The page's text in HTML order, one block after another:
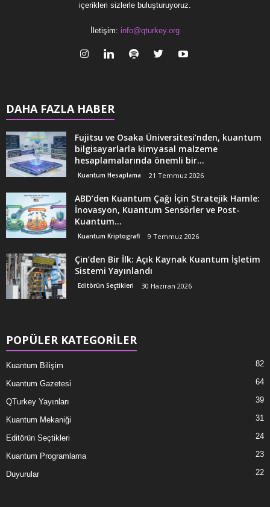
içerikleri sizlerle buluşturuyoruz.
İletişim: info@qturkey.org
DAHA FAZLA HABER
Fujitsu ve Osaka Üniversitesi’nden, kuantum
bilgisayarlarla kimyasal malzeme
hesaplamalarında önemli bir...
Kuantum Hesaplama 21 Temmuz 2026
ABD’den Kuantum Çağı İçin Stratejik Hamle:
İnovasyon, Kuantum Sensörler ve Post-
Kuantum...
Kuantum Kriptografi 9 Temmuz 2026
Çin’den Bir İlk: Açık Kaynak Kuantum İşletim
Sistemi Yayınlandı
Editörün Seçtikleri 30 Haziran 2026
POPÜLER KATEGORİLER
Kuantum Bilişim 82
Kuantum Gazetesi 64
QTurkey Yayınları 39
Kuantum Mekaniği 31
Editörün Seçtikleri 24
Kuantum Programlama 23
Duyurular 22